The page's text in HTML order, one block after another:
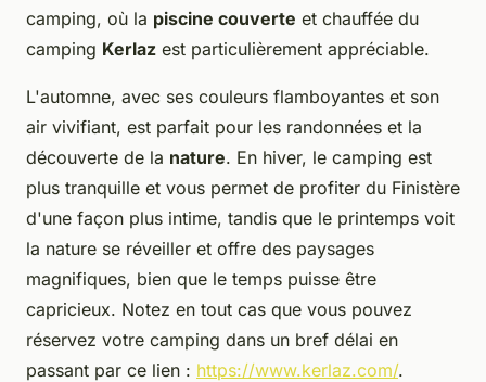
camping, où la piscine couverte et chauffée du
camping Kerlaz est particulièrement appréciable.
L'automne, avec ses couleurs flamboyantes et son
air vivifiant, est parfait pour les randonnées et la
découverte de la nature. En hiver, le camping est
plus tranquille et vous permet de profiter du Finistère
d'une façon plus intime, tandis que le printemps voit
la nature se réveiller et offre des paysages
magnifiques, bien que le temps puisse être
capricieux. Notez en tout cas que vous pouvez
réservez votre camping dans un bref délai en
passant par ce lien : https://www.kerlaz.com/.